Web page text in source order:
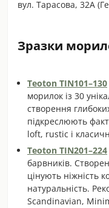
вул. Тарасова, 32А
Зразки
Teoton TIN101–130
морилок із 30
створення
підкреслюють
loft, rustic і
Teoton TIN201–224
барвників.
цінують ніжність
натуральність.
Scandinavian,